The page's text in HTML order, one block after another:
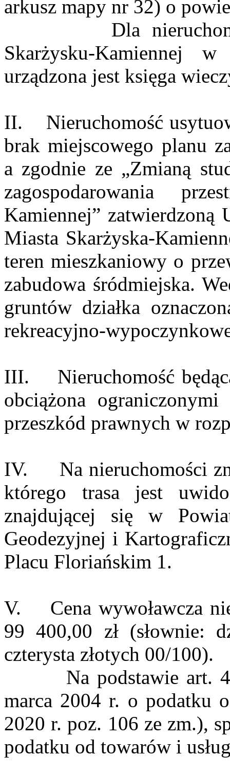
arkusz mapy nr 32) o
Dla
Skarżysku-Kamiennej
urządzona jest księga
II. Nieruchomość
brak miejscowego planu
a zgodnie ze „Zmianą
zagospodarowania
Kamiennej”
Miasta Skarżyska-
teren mieszkaniowy o
zabudowa śródmiejska.
gruntów działka
rekreacyjno-
III. Nieruchomość
obciążona
przeszkód prawnych w
IV. Na nieruchomości
którego trasa jest
znajdującej się w
Geodezyjnej i
Placu Floriańskim 1.
V. Cena wywoławcza
99 400,00 zł (słownie:
czterysta złotych 00/100).
Na podstawie art. 43
marca 2004 r. o podatku
2020 r. poz. 106 ze zm.),
podatku od towarów i